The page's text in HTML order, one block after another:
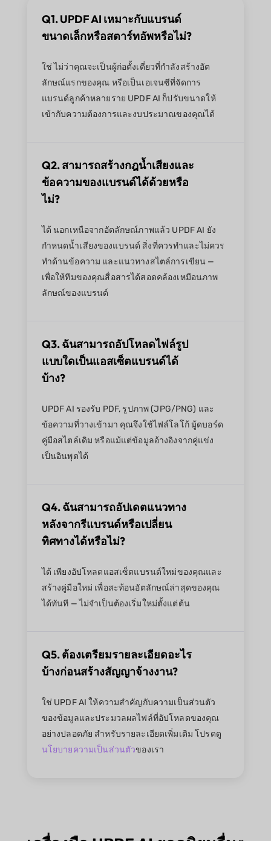
Q1. UPDF AI เหมาะกับแบรนด์
ขนาดเล็กหรือสตาร์ทอัพหรือไม่?
ใช่ ไม่ว่าคุณจะเป็นผู้ก่อตั้งเดี่ยวที่กำลังสร้างอัต
ลักษณ์แรกของคุณ หรือเป็นเอเจนซีที่จัดการ
แบรนด์ลูกค้าหลายราย UPDF AI ก็ปรับขนาดให้
เข้ากับความต้องการและงบประมาณของคุณได้
Q2. สามารถสร้างกฎน้ำเสียงและ
ข้อความของแบรนด์ได้ด้วยหรือ
ไม่?
ได้ นอกเหนือจากอัตลักษณ์ภาพแล้ว UPDF AI ยัง
กำหนดน้ำเสียงของแบรนด์ สิ่งที่ควรทำและไม่ควร
ทำด้านข้อความ และแนวทางสไตล์การเขียน —
เพื่อให้ทีมของคุณสื่อสารได้สอดคล้องเหมือนภาพ
ลักษณ์ของแบรนด์
Q3. ฉันสามารถอัปโหลดไฟล์รูป
แบบใดเป็นแอสเซ็ตแบรนด์ได้
บ้าง?
UPDF AI รองรับ PDF, รูปภาพ (JPG/PNG) และ
ข้อความที่วางเข้ามา คุณจึงใช้ไฟล์โลโก้ มู้ดบอร์ด
คู่มือสไตล์เดิม หรือแม้แต่ข้อมูลอ้างอิงจากคู่แข่ง
เป็นอินพุตได้
Q4. ฉันสามารถอัปเดตแนวทาง
หลังจากรีแบรนด์หรือเปลี่ยน
ทิศทางได้หรือไม่?
ได้ เพียงอัปโหลดแอสเซ็ตแบรนด์ใหม่ของคุณและ
สร้างคู่มือใหม่ เพื่อสะท้อนอัตลักษณ์ล่าสุดของคุณ
ได้ทันที — ไม่จำเป็นต้องเริ่มใหม่ตั้งแต่ต้น
Q5. ต้องเตรียมรายละเอียดอะไร
บ้างก่อนสร้างสัญญาจ้างงาน?
ใช่ UPDF AI ให้ความสำคัญกับความเป็นส่วนตัว
ของข้อมูลและประมวลผลไฟล์ที่อัปโหลดของคุณ
อย่างปลอดภัย สำหรับรายละเอียดเพิ่มเติม โปรดดู
นโยบายความเป็นส่วนตัวของเรา